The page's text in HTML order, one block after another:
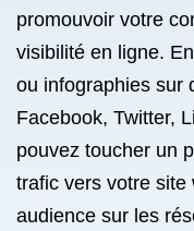
promouvoir votre
visibilité en ligne.
ou infographies sur
Facebook, Twitter,
pouvez toucher un
trafic vers votre site
audience sur les